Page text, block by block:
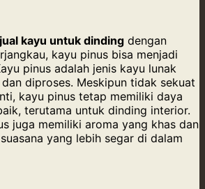
jual kayu untuk dinding dengan
kayu pinus bisa menjadi
pinus adalah jenis kayu lunak
diproses. Meskipun tidak sekuat
kayu pinus tetap memiliki daya
terutama untuk dinding interior.
juga memiliki aroma yang khas dan
yang lebih segar di dalam